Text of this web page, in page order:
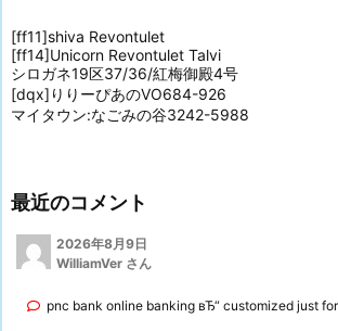
[ff11]shiva Revontulet
[ff14]Unicorn Revontulet Talvi
シロガネ19区37/36/紅梅御殿4号
[dqx]りりーぴあのVO684-926
マイタウン:なごみの谷3242-5988
最近のコメント
2026年8月9日
WilliamVer さん
pnc bank online banking вЂ“ customized just